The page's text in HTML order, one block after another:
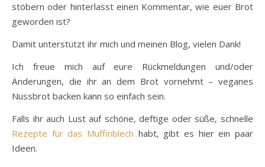
stöbern oder hinterlasst einen Kommentar, wie euer Brot
geworden ist?
Damit unterstützt ihr mich und meinen Blog, vielen Dank!
Ich freue mich auf eure Rückmeldungen und/oder
Änderungen, die ihr an dem Brot vornehmt – veganes
Nussbrot backen kann so einfach sein.
Falls ihr auch Lust auf schöne, deftige oder süße, schnelle
Rezepte für das Muffinblech habt, gibt es hier ein paar
Ideen.